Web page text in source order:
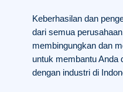
Keberhasilan dan
dari semua
membingungkan dan
untuk membantu Anda
dengan industri di